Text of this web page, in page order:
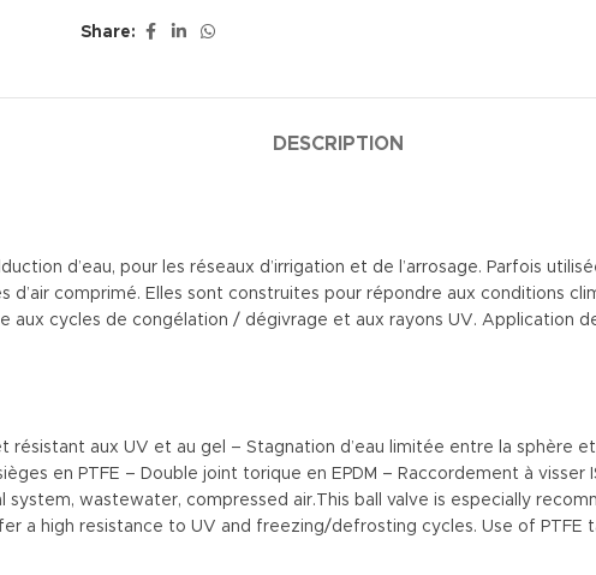
Share:
DESCRIPTION
d’eau, pour les réseaux d’irrigation et de l’arrosage. Parfois
comprimé. Elles sont construites pour répondre aux conditions
cycles de congélation / dégivrage et aux rayons UV. Application
aux UV et au gel – Stagnation d’eau limitée entre la sphère
en PTFE – Double joint torique en EPDM – Raccordement à visser
system, wastewater, compressed air.This ball valve is especially
a high resistance to UV and freezing/defrosting cycles. Use of PTFE